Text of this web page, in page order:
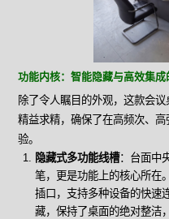
功能内核：智能隐藏与高效集成
除了令人瞩目的外观，这款会
精益求精，确保了在高频次、
验。
隐藏式多功能线槽：台面中
笔，更是功能上的核心所在
插口，支持多种设备的快速
藏，保持了桌面的绝对整洁